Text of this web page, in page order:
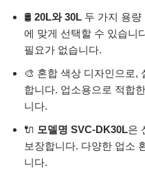
🛢️ 20L와 30L 두 가지 용량
에 맞게 선택할 수 있습니
필요가 없습니다.
🎨 혼합 색상 디자인으로,
합니다. 업소용으로 적합
니다.
🔌 모델명 SVC-DK30L은
보장합니다. 다양한 업소
니다.